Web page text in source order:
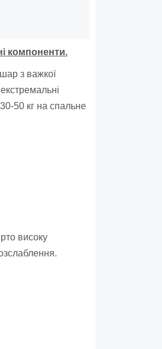
компоненти.
з важкої
50 кг на спальне
високу